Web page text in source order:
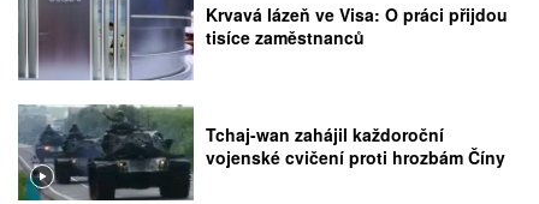
Krvavá lázeň ve Visa: O práci přijdou
tisíce zaměstnanců
Tchaj-wan zahájil každoroční
vojenské cvičení proti hrozbám Číny